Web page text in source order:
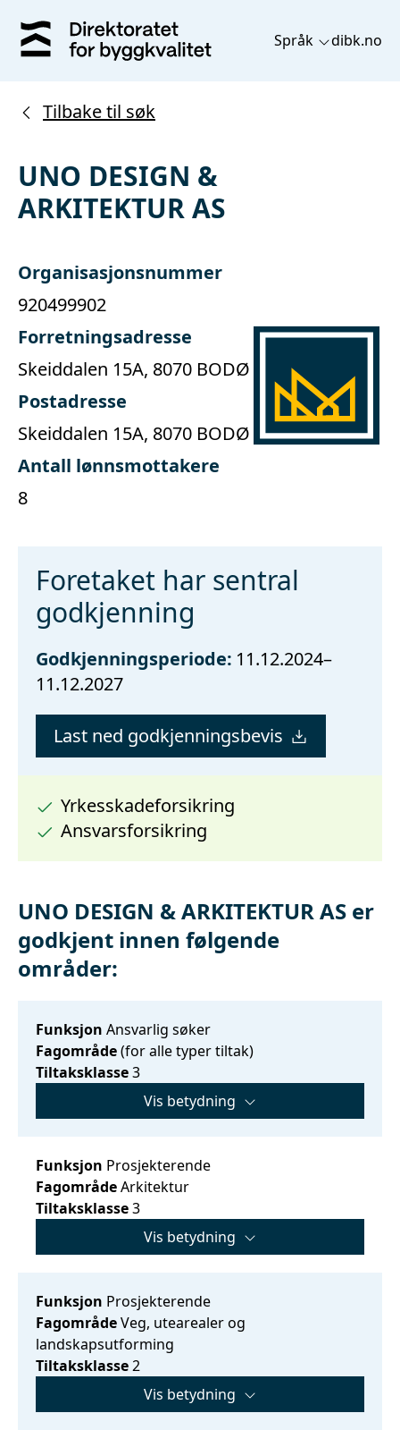
Språk dibk.no
Tilbake til søk
UNO DESIGN &
ARKITEKTUR AS
Organisasjonsnummer
920499902
Forretningsadresse
Skeiddalen 15A, 8070 BODØ
Postadresse
Skeiddalen 15A, 8070 BODØ
Antall lønnsmottakere
8
Foretaket har sentral
godkjenning
Godkjenningsperiode: 11.12.2024–
11.12.2027
Last ned godkjenningsbevis
Yrkesskadeforsikring
Ansvarsforsikring
UNO DESIGN & ARKITEKTUR AS er
godkjent innen følgende
områder:
Funksjon Ansvarlig søker
Fagområde(for alle typer tiltak)
Tiltaksklasse3
Vis betydning
Funksjon Prosjekterende
FagområdeArkitektur
Tiltaksklasse3
Vis betydning
Funksjon Prosjekterende
FagområdeVeg, utearealer og
landskapsutforming
Tiltaksklasse2
Vis betydning